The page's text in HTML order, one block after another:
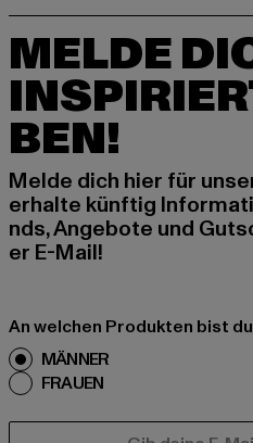
MELDE
BEN!
Melde dich hier für
erhalte künftig
nds, Angebote und
er E-Mail!
An welchen Produkten bist
MÄNNER
FRAUEN